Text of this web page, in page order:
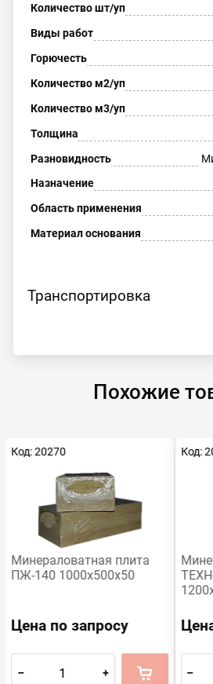
Количество шт/уп
Виды работ
Горючесть
Количество м2/уп
Количество м3/уп
Толщина
Разновидность
Назначение
Область применения
Материал основания
Транспортировка
Похожие
Код: 20270
Минераловатная плита
ПЖ-140 1000х500х50
Цена по запросу
– +
Код:
–